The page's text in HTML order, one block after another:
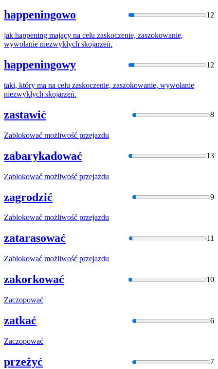
happeningowo 12
jak happening mający na celu zaskoczenie, zaszokowanie,
wywołanie niezwykłych skojarzeń.
happeningowy 12
taki, który ma na celu zaskoczenie, zaszokowanie, wywołanie
niezwykłych skojarzeń.
zastawić 8
Zablokować możliwość przejazdu
zabarykadować 13
Zablokować możliwość przejazdu
zagrodzić 9
Zablokować możliwość przejazdu
zatarasować 11
Zablokować możliwość przejazdu
zakorkować 10
Zaczopować
zatkać 6
Zaczopować
przeżyć 7